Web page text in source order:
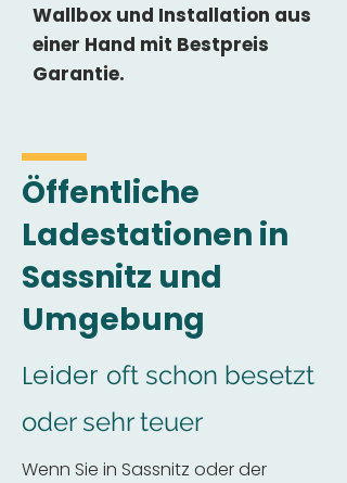
Wallbox und Installation aus
einer Hand mit Bestpreis
Garantie.
Öffentliche
Ladestationen in
Sassnitz und
Umgebung
Leider oft schon besetzt
oder sehr teuer
Wenn Sie in Sassnitz oder der